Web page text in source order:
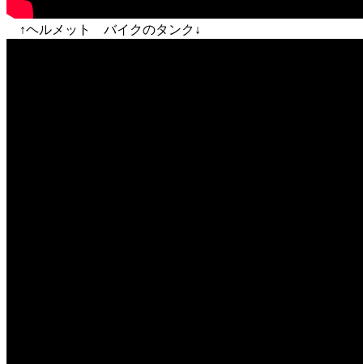
↑ヘルメット バイクのタンク↓